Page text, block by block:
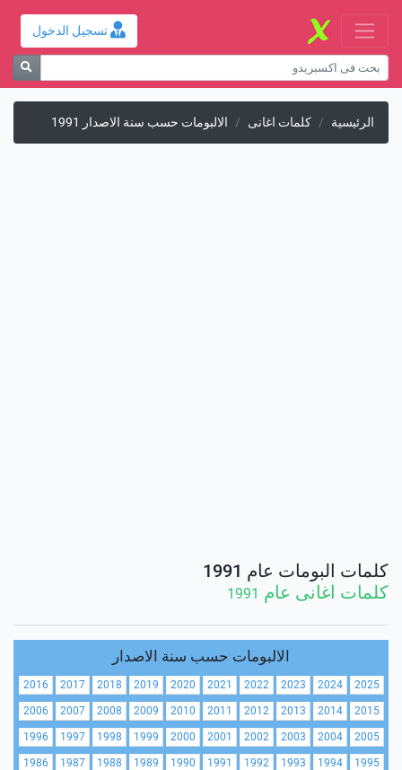
تسجيل الدخول
الرئيسية كلمات اغانى الالبومات حسب سنة الاصدار 1991
كلمات البومات عام 1991
كلمات اغانى عام 1991
الالبومات حسب سنة الاصدار
2025
2024
2023
2022
2021
2020
2019
2018
2017
2016
2015
2014
2013
2012
2011
2010
2009
2008
2007
2006
2005
2004
2003
2002
2001
2000
1999
1998
1997
1996
1995
1994
1993
1992
1991
1990
1989
1988
1987
1986